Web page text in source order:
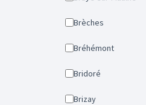
Brèches
Bréhémont
Bridoré
Brizay